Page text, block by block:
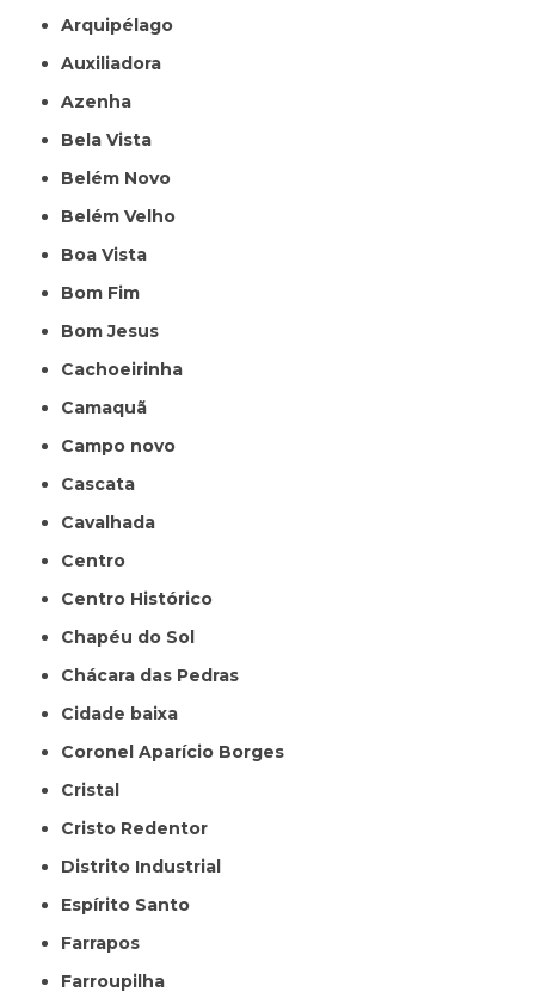
Arquipélago
Auxiliadora
Azenha
Bela Vista
Belém Novo
Belém Velho
Boa Vista
Bom Fim
Bom Jesus
Cachoeirinha
Camaquã
Campo novo
Cascata
Cavalhada
Centro
Centro Histórico
Chapéu do Sol
Chácara das Pedras
Cidade baixa
Coronel Aparício Borges
Cristal
Cristo Redentor
Distrito Industrial
Espírito Santo
Farrapos
Farroupilha